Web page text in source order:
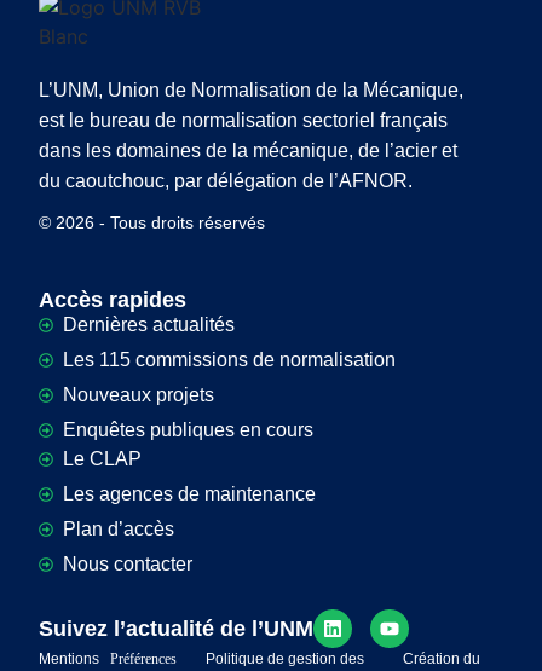
L’UNM, Union de Normalisation de la Mécanique,
est le bureau de normalisation sectoriel français
dans les domaines de la mécanique, de l’acier et
du caoutchouc, par délégation de l’AFNOR.
© 2026 - Tous droits réservés
Accès rapides
Dernières actualités
Les 115 commissions de normalisation
Nouveaux projets
Enquêtes publiques en cours
Le CLAP
Les agences de maintenance
Plan d’accès
Nous contacter
Suivez l’actualité de l’UNM
Mentions
Préférences
Politique de gestion des
Création du